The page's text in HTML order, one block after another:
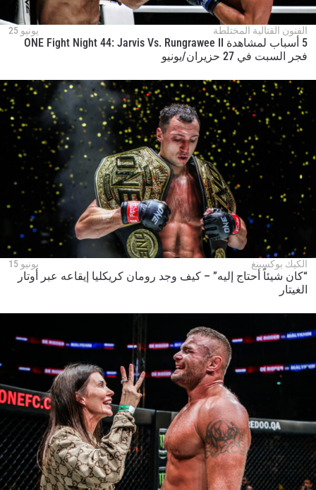
الفنون القتالية المختلطة يونيو 25
5 أسباب لمشاهدة ONE Fight Night 44: Jarvis Vs. Rungrawee II
فجر السبت في 27 حزيران/يونيو
الكيك بوكسينغ يونيو 15
“كان شيئاً أحتاج إليه” – كيف وجد رومان كريكليا إيقاعه عبر أوتار
الغيتار